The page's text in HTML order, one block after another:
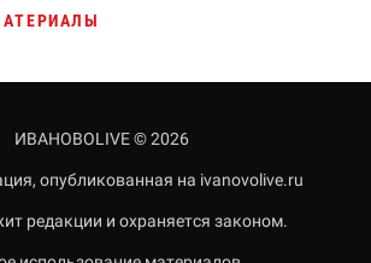
ИВАНОВОLIVE © 2026
опубликованная на ivanovolive.ru
редакции и охраняется законом.